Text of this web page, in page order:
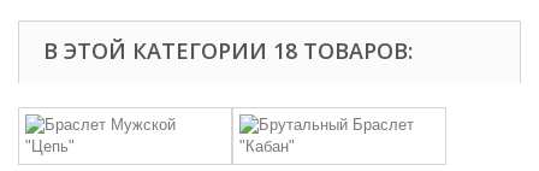
В ЭТОЙ КАТЕГОРИИ 18 ТОВАРОВ: